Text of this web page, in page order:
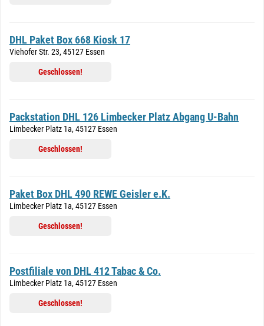
DHL Paket Box 668 Kiosk 17
Viehofer Str. 23, 45127 Essen
Geschlossen!
Packstation DHL 126 Limbecker Platz Abgang U-Bahn
Limbecker Platz 1a, 45127 Essen
Geschlossen!
Paket Box DHL 490 REWE Geisler e.K.
Limbecker Platz 1a, 45127 Essen
Geschlossen!
Postfiliale von DHL 412 Tabac & Co.
Limbecker Platz 1a, 45127 Essen
Geschlossen!